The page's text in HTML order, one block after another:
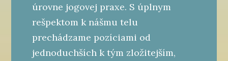
úrovne jogovej praxe. S úplnym
rešpektom k nášmu telu
prechádzame pozíciami od
jednoduchších k tým zložitejším,